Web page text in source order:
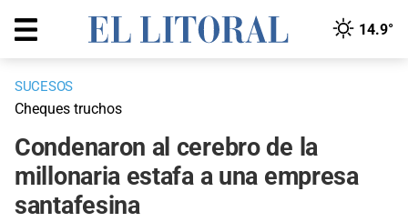
14.9°
SUCESOS
Cheques truchos
Condenaron al cerebro de la
millonaria estafa a una empresa
santafesina